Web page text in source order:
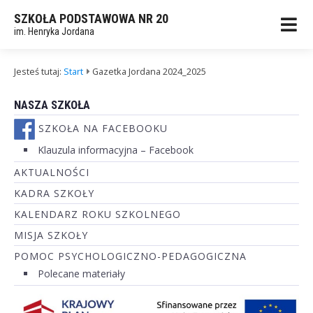
SZKOŁA PODSTAWOWA NR 20
im. Henryka Jordana
Jesteś tutaj: Start Gazetka Jordana 2024_2025
NASZA SZKOŁA
SZKOŁA NA FACEBOOKU
Klauzula informacyjna – Facebook
AKTUALNOŚCI
KADRA SZKOŁY
KALENDARZ ROKU SZKOLNEGO
MISJA SZKOŁY
POMOC PSYCHOLOGICZNO-PEDAGOGICZNA
Polecane materiały